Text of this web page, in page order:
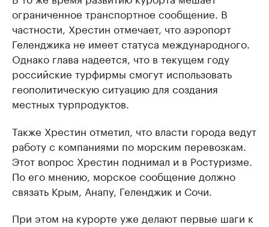
ограниченное транспортное сообщение. В
частности, Хрестин отмечает, что аэропорт
Геленджика не имеет статуса международного.
Однако глава надеется, что в текущем году
российские турфирмы смогут использовать
геополитическую ситуацию для создания
местных турпродуктов.
Также Хрестин отметил, что власти города ведут
работу с компаниями по морским перевозкам.
Этот вопрос Хрестин поднимал и в Ростуризме.
По его мнению, морское сообщение должно
связать Крым, Анапу, Геленджик и Сочи.
При этом на курорте уже делают первые шаги к